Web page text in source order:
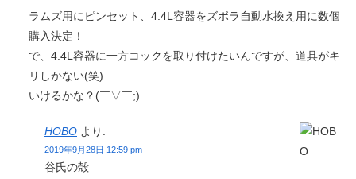
ラムズ用にピンセット、4.4L容器をズボラ自動水換え用に数個
購入決定！
で、4.4L容器に一方コックを取り付けたいんですが、道具がキ
リしかない(笑)
いけるかな？(￣▽￣;)
HOBO より:
2019年9月28日 12:59 pm
谷氏の殻